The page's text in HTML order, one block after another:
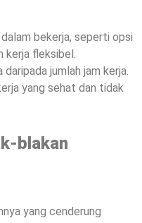
bekerja, seperti opsi
kerja fleksibel.
daripada jumlah jam kerja.
yang sehat dan tidak
blakan
yang cenderung